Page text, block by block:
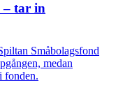
– tar in
Småbolagsfond
medan
fonden.